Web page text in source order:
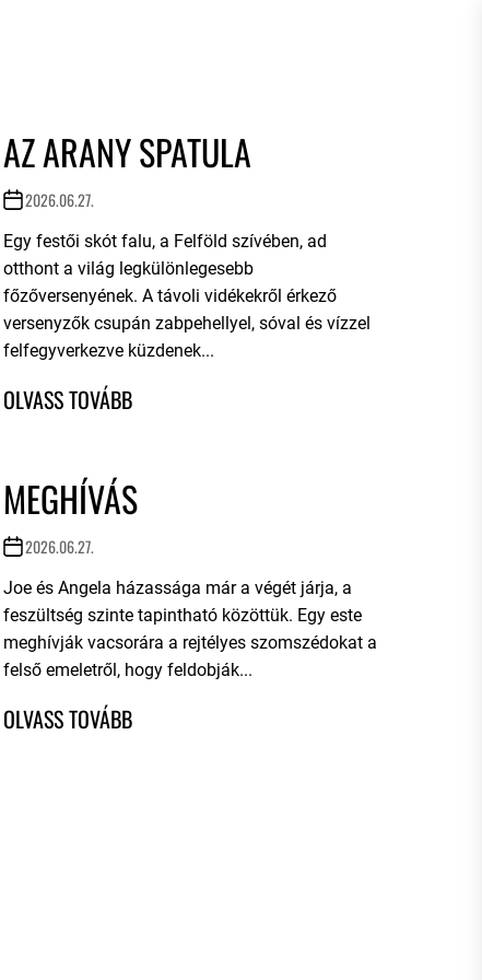
AZ ARANY SPATULA
2026.06.27.
Egy festői skót falu, a Felföld szívében, ad
otthont a világ legkülönlegesebb
főzőversenyének. A távoli vidékekről érkező
versenyzők csupán zabpehellyel, sóval és vízzel
felfegyverkezve küzdenek...
MEGHÍVÁS
2026.06.27.
Joe és Angela házassága már a végét járja, a
feszültség szinte tapintható közöttük. Egy este
meghívják vacsorára a rejtélyes szomszédokat a
felső emeletről, hogy feldobják...